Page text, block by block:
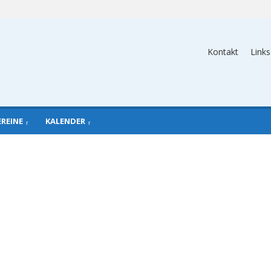
Kontakt Links
KALENDER